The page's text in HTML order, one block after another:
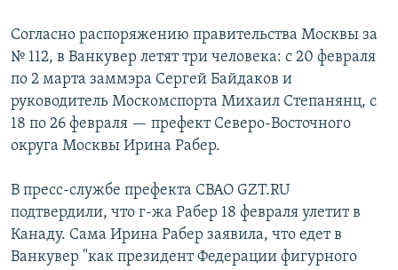
Согласно распоряжению правительства Москвы за
№ 112, в Ванкувер летят три человека: с 20 февраля
по 2 марта заммэра Сергей Байдаков и
руководитель Москомспорта Михаил Степанянц, с
18 по 26 февраля — префект Северо-Восточного
округа Москвы Ирина Рабер.
В пресс-службе префекта СВАО GZT.RU
подтвердили, что г-жа Рабер 18 февраля улетит в
Канаду. Сама Ирина Рабер заявила, что едет в
Ванкувер "как президент Федерации фигурного